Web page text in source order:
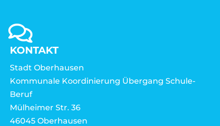
KONTAKT
Stadt Oberhausen
Kommunale Koordinierung Übergang Schule-
Beruf
Mülheimer Str. 36
46045 Oberhausen